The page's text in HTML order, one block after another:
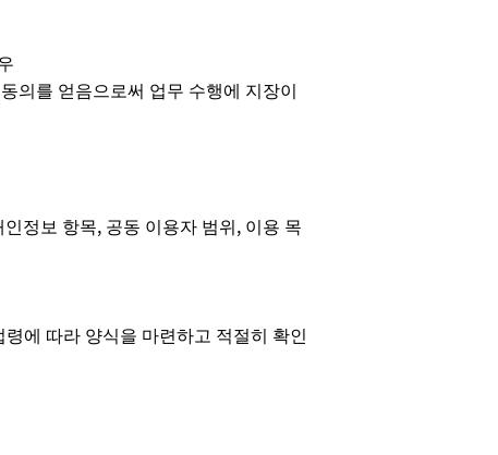
의를 얻음으로써 업무 수행에 지장이
정보 항목, 공동 이용자 범위, 이용 목
에 따라 양식을 마련하고 적절히 확인